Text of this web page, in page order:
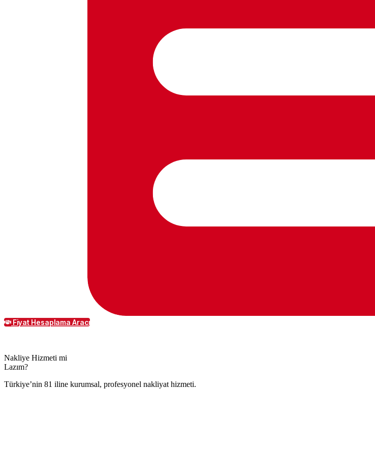
Fiyat Hesaplama Aracı
Nakliye Hizmeti mi
Lazım?
Türkiye’nin 81 iline kurumsal, profesyonel nakliyat hizmeti.